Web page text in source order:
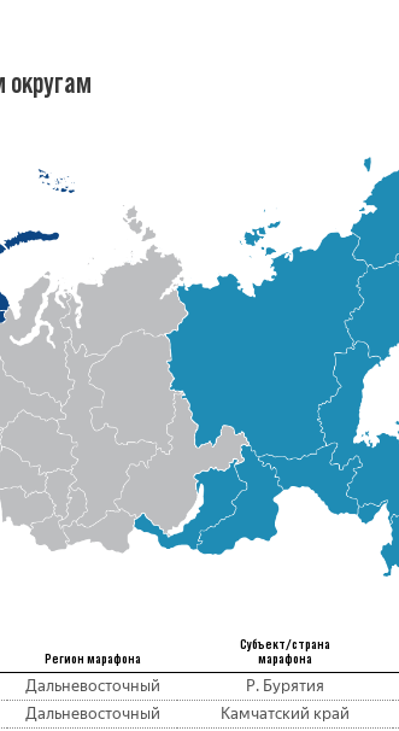
Регион марафона
Субъект/страна
марафона
Дальневосточный Р. Бурятия
Дальневосточный Камчатский край